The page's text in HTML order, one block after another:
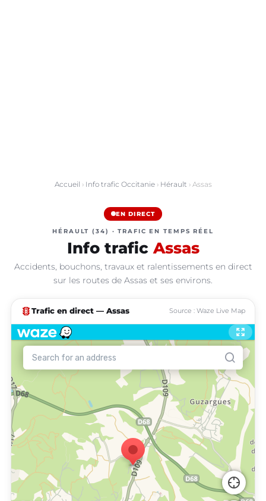
Accueil › Info trafic Occitanie› Hérault › Assas
EN DIRECT
HÉRAULT (34) · TRAFIC EN TEMPS RÉEL
Info trafic Assas
Accidents, bouchons, travaux et ralentissements en direct
sur les routes de Assas et ses environs.
traffic Trafic en direct — Assas Source : Waze Live Map